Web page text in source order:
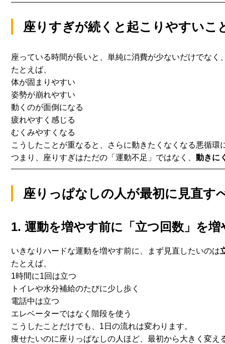
座りすぎが続くと起こりやすいこ
座っている時間が長いと、単純に消費が少ないだけでなく
たとえば、
体が固まりやすい
姿勢が崩れやすい
動くのが面倒になる
疲れやすく感じる
むくみやすくなる
こうしたことが重なると、 さらに動きたくなくなる悪循環
つまり、座りすぎはただの「運動不足」ではなく、動きに
座りっぱなしの人が最初に見直す
1. 運動を増やす前に「立つ回数」を増
いきなりハードな運動を増やす前に、まず見直したいのは
たとえば、
1時間に1回は立つ
トイレや水分補給のたびに少し歩く
電話中は立つ
エレベーターではなく階段を使う
こうしたことだけでも、1日の流れは変わります。
痩せたいのに座りっぱなしの人ほど、最初から大きく変え